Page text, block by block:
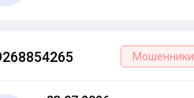
Мошенники